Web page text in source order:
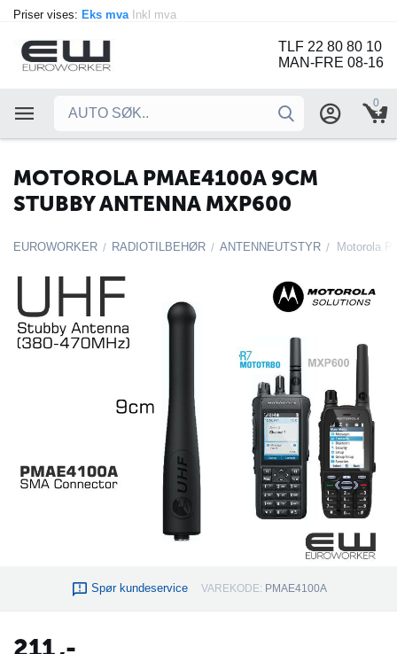
Priser vises: Eks mva Inkl mva
TLF 22 80 80 10
MAN-FRE 08-16
0
MOTOROLA PMAE4100A 9CM
STUBBY ANTENNA MXP600
EUROWORKER / RADIOTILBEHØR / ANTENNEUTSTYR /
Spør kundeservice VAREKODE: PMAE4100A
211,-